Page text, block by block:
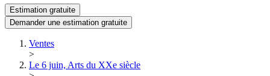
Estimation gratuite
Demander une estimation gratuite
Ventes
>
Le 6 juin, Arts du XXe siècle